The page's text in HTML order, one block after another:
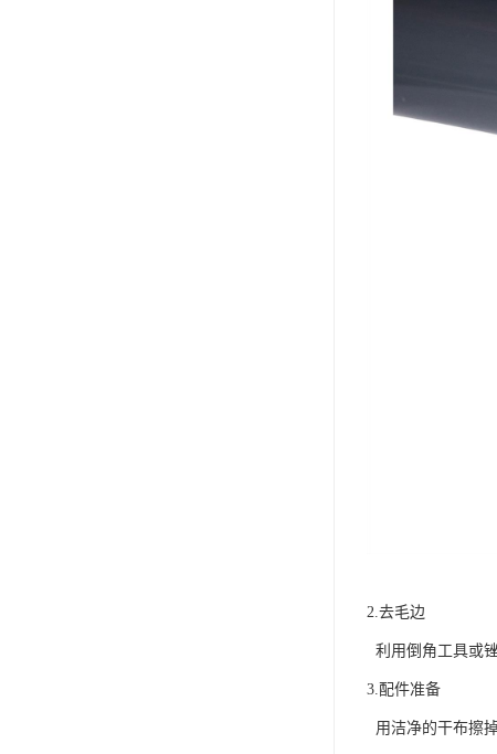
2.去毛边
利用倒角工具或
3.配件准备
用洁净的干布擦